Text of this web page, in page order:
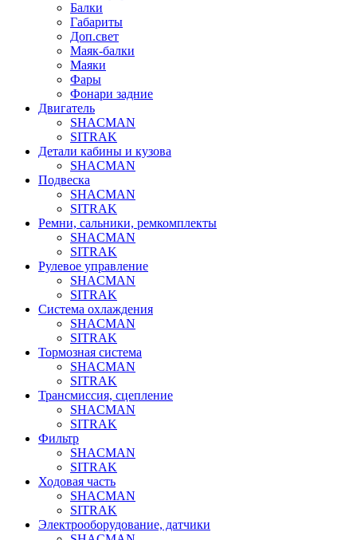
Балки
Габариты
Доп.свет
Маяк-балки
Маяки
Фары
Фонари задние
Двигатель
SHACMAN
SITRAK
Детали кабины и кузова
SHACMAN
Подвеска
SHACMAN
SITRAK
Ремни, сальники, ремкомплекты
SHACMAN
SITRAK
Рулевое управление
SHACMAN
SITRAK
Система охлаждения
SHACMAN
SITRAK
Тормозная система
SHACMAN
SITRAK
Трансмиссия, сцепление
SHACMAN
SITRAK
Фильтр
SHACMAN
SITRAK
Ходовая часть
SHACMAN
SITRAK
Электрооборудование, датчики